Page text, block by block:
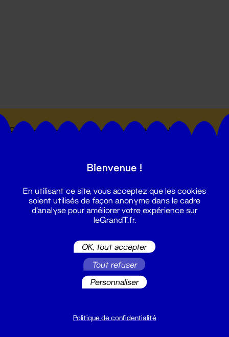
Suivez toutes les actualités du
Du lundi au vendredi 14h → 18h
Bienvenue !
En utilisant ce site, vous acceptez que les cookies
soient utilisés de façon anonyme dans le cadre
d'analyse pour améliorer votre expérience sur
leGrandT.fr.
OK, tout accepter
Tout refuser
Personnaliser
Politique de confidentialité